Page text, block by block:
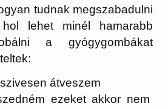
tudnak megszabadulni
lehet minél hamarabb
a gyógygombákat
átveszem
ezeket akkor nem